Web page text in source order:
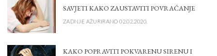
SAVJETI KAKO ZAUSTAVITI POVRAĆANJE
ZADNJE AŽURIRANO 02.02.2020.
KAKO POPRAVITI POKVARENU SIRENU I